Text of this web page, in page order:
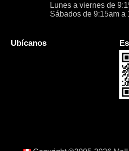
Lunes a viernes de
Sábados de 9:15am a
Ubícanos